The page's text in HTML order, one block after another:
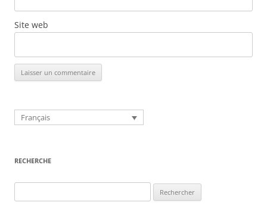
Site web
Français
RECHERCHE